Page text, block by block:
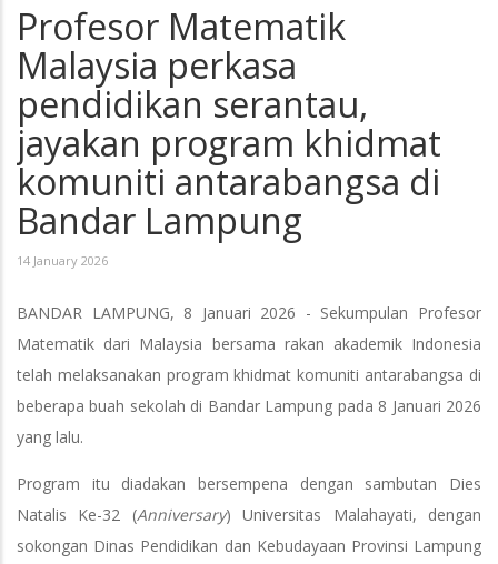
Profesor Matematik
Malaysia perkasa
pendidikan serantau,
jayakan program khidmat
komuniti antarabangsa di
Bandar Lampung
14 January 2026
BANDAR LAMPUNG, 8 Januari 2026 - Sekumpulan Profesor
Matematik dari Malaysia bersama rakan akademik Indonesia
telah melaksanakan program khidmat komuniti antarabangsa di
beberapa buah sekolah di Bandar Lampung pada 8 Januari 2026
yang lalu.
Program itu diadakan bersempena dengan sambutan Dies
Natalis Ke-32 (Anniversary) Universitas Malahayati, dengan
sokongan Dinas Pendidikan dan Kebudayaan Provinsi Lampung